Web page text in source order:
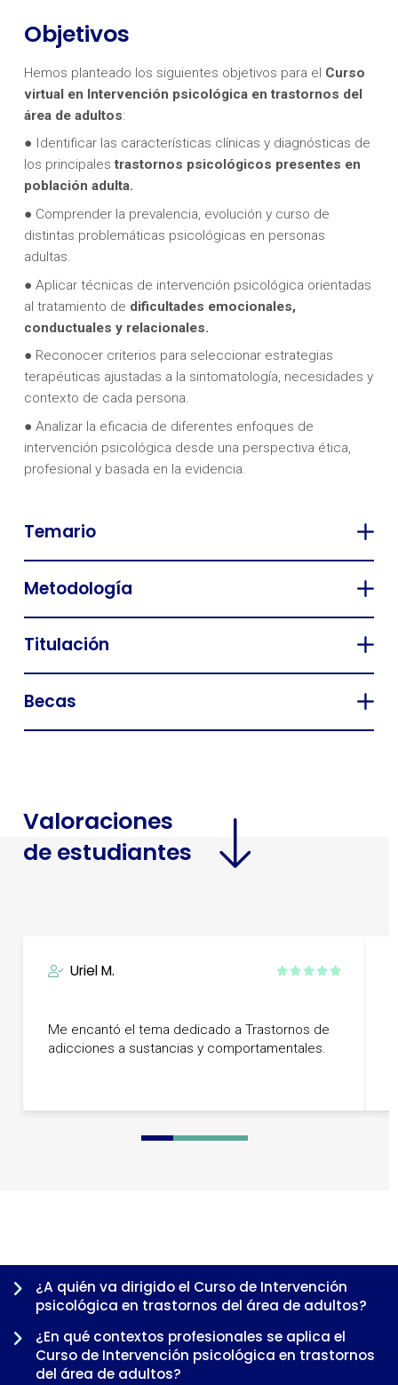
Objetivos
Hemos planteado los siguientes objetivos para el Curso
virtual en Intervención psicológica en trastornos del
área de adultos:
● Identificar las características clínicas y diagnósticas de
los principalestrastornos psicológicos presentes en
población adulta.
● Comprender la prevalencia, evolución y curso de
distintas problemáticas psicológicas en personas
adultas.
● Aplicar técnicas de intervención psicológica orientadas
al tratamiento de dificultades emocionales,
conductuales y relacionales.
● Reconocer criterios para seleccionar estrategias
terapéuticas ajustadas a la sintomatología, necesidades y
contexto de cada persona.
● Analizar la eficacia de diferentes enfoques de
intervención psicológica desde una perspectiva ética,
profesional y basada en la evidencia.
Temario
Metodología
Titulación
Becas
Valoraciones
de estudiantes
Uriel M.
Me encantó el tema dedicado a Trastornos de
adicciones a sustancias y comportamentales.
0 1 2 3 4 5 6 7
¿A quién va dirigido el Curso de Intervención
psicológica en trastornos del área de adultos?
¿En qué contextos profesionales se aplica el
Curso de Intervención psicológica en trastornos
del área de adultos?